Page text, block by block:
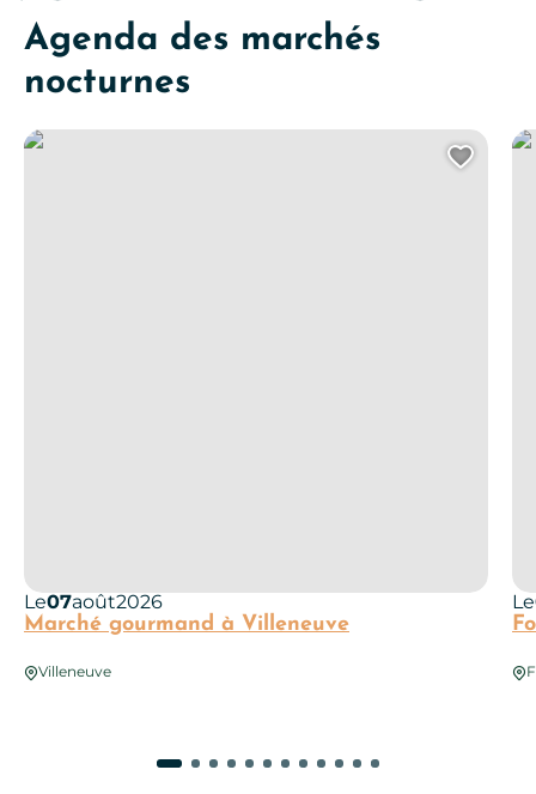
Agenda des marchés
nocturnes
Marché gourmand à Villeneuve
Le07août2026
Villeneuve
Marché gourmand à Villeneuve
Le